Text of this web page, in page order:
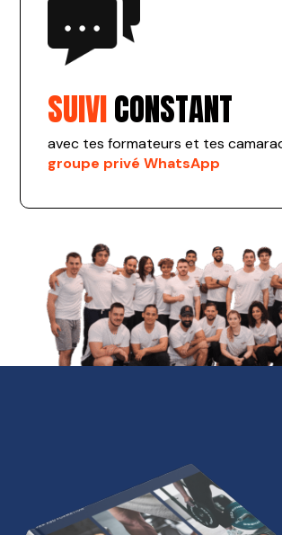
SUIVICONSTANT
avec tes formateurs et tes
groupe privé WhatsApp